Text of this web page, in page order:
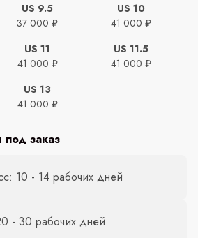
US 9.5
37 000 ₽
US 10
41 000 ₽
US 11
41 000 ₽
US 11.5
41 000 ₽
US 13
41 000 ₽
под заказ
10 - 14 рабочих дней
- 30 рабочих дней